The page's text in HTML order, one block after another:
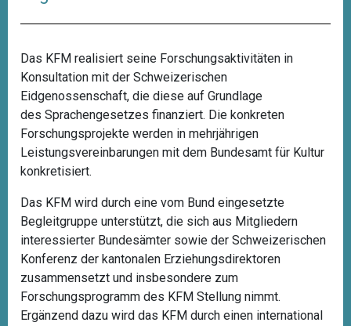
Das KFM realisiert seine Forschungsaktivitäten in
Konsultation mit der Schweizerischen
Eidgenossenschaft, die diese auf Grundlage
des Sprachengesetzes finanziert. Die konkreten
Forschungsprojekte werden in mehrjährigen
Leistungsvereinbarungen mit dem Bundesamt für Kultur
konkretisiert.
Das KFM wird durch eine vom Bund eingesetzte
Begleitgruppe unterstützt, die sich aus Mitgliedern
interessierter Bundesämter sowie der Schweizerischen
Konferenz der kantonalen Erziehungsdirektoren
zusammensetzt und insbesondere zum
Forschungsprogramm des KFM Stellung nimmt.
Ergänzend dazu wird das KFM durch einen international